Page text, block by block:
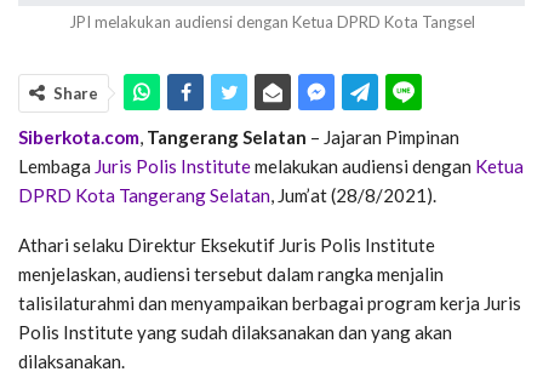
JPI melakukan audiensi dengan Ketua DPRD Kota Tangsel
Share
Siberkota.com, Tangerang Selatan – Jajaran Pimpinan
Lembaga Juris Polis Institutemelakukan audiensi dengan Ketua
DPRD Kota Tangerang Selatan, Jum’at (28/8/2021).
Athari selaku Direktur Eksekutif Juris Polis Institute
menjelaskan, audiensi tersebut dalam rangka menjalin
talisilaturahmi dan menyampaikan berbagai program kerja Juris
Polis Institute yang sudah dilaksanakan dan yang akan
dilaksanakan.